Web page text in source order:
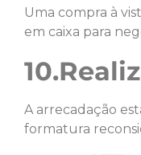
Uma compra à
em caixa para
A arrecadação
formatura